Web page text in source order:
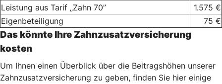
Leistung aus Tarif „Zahn 70”
1.575 €
Eigenbeteiligung
75 €
Das könnte Ihre Zahnzusatzversicherung
kosten
Um Ihnen einen Überblick über die Beitragshöhen unserer
Zahnzusatzversicherung zu geben, finden Sie hier einige